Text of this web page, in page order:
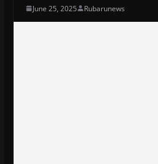
June 25, 2025 Rubarunews